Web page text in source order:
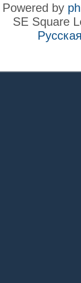
Powered by
SE Square